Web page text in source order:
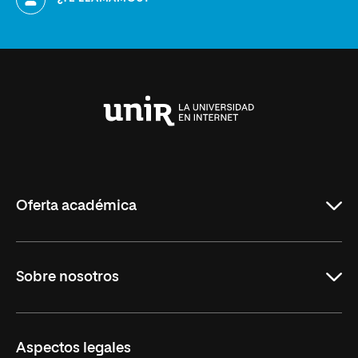
Oferta académica
Maestrías
Sobre nosotros
Aspectos legales